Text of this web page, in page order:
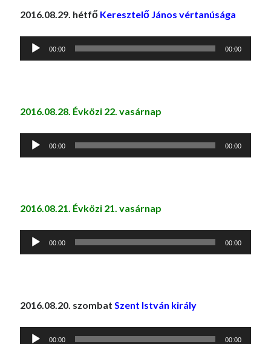
2016.08.29. hétfő Keresztelő János vértanúsága
Audió
00:00 00:00
2016.08.28. Évközi 22. vasárnap
Audió
00:00 00:00
2016.08.21. Évközi 21. vasárnap
Audió
00:00 00:00
2016.08.20. szombatSzent István király
Audió
00:00 00:00